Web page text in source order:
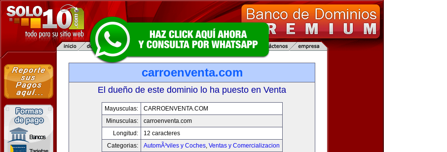
carroenventa.com
El dueño de este dominio lo ha puesto en Venta
Mayusculas:
CARROENVENTA.COM
Minusculas:
carroenventa.com
Longitud:
12 caracteres
Categorias:
AutomÃ³viles y Coches, Ventas y Comercializacion